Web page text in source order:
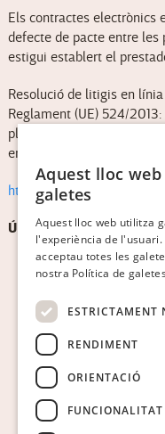
Els contractes electrònics
defecte de pacte entre les
estigui establert el
Resolució de litigis en línia
Reglament (UE) 524/
plataforma de resolució
en l’enllaç següent:
http://ec.europa.eu/
ÚLTIMA
Aquest lloc
galetes
Aquest lloc web utilitza
l'experiència de
acceptau totes les
nostra Política de
ESTRICTAMENT
RENDIMENT
ORIENTACIÓ
FUNCIONALITAT